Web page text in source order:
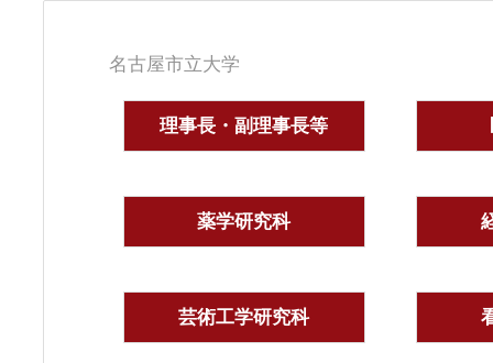
名古屋市立大学
理事長・副理事長等
薬学研究科
芸術工学研究科